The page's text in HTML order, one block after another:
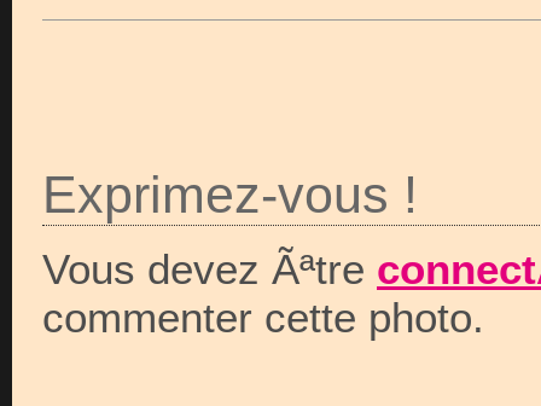
Exprimez-vous !
Vous devez Ãªtre
commenter cette photo.